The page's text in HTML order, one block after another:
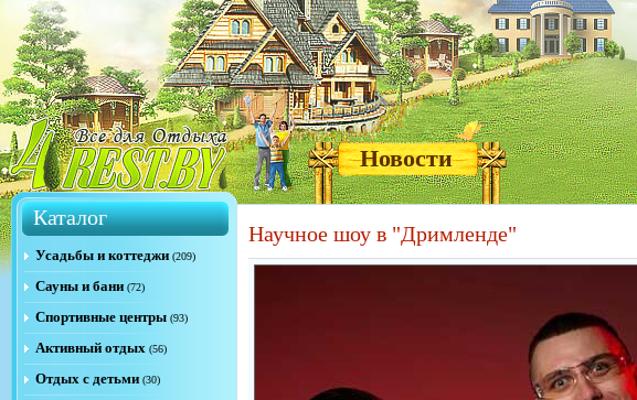
Новости
Каталог
Усадьбы и коттеджи (209)
Сауны и бани (72)
Спортивные центры (93)
Активный отдых (56)
Отдых с детьми (30)
Научное шоу в "Дримленде"